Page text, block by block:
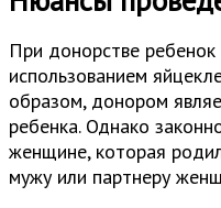
При донорстве
использованием
образом, донором
ребенка. Однако
женщине, которая
мужу или партнеру